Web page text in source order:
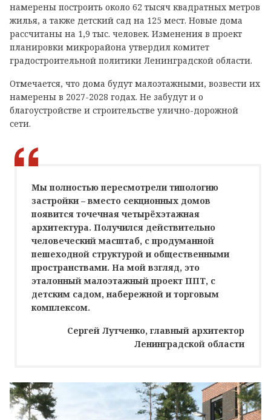
намерены построить около 62 тысяч квадратных метров
жилья, а также детский сад на 125 мест. Новые дома
рассчитаны на 1,9 тыс. человек. Изменения в проект
планировки микрорайона утвердил комитет
градостроительной политики Ленинградской области.
Отмечается, что дома будут малоэтажными, возвести их
намерены в 2027-2028 годах. Не забудут и о
благоустройстве и строительстве улично-дорожной
сети.
Мы полностью пересмотрели типологию
застройки – вместо секционных домов
появится точечная четырёхэтажная
архитектура. Получился действительно
человеческий масштаб, с продуманной
пешеходной структурой и общественными
пространствами. На мой взгляд, это
эталонный малоэтажный проект ППТ, с
детским садом, набережной и торговым
комплексом.
Сергей Лутченко, главный архитектор
Ленинградской области